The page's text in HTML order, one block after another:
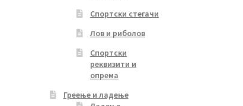
Спортски стегачи
Лов и риболов
Спортски
реквизити и
опрема
Греење и ладење